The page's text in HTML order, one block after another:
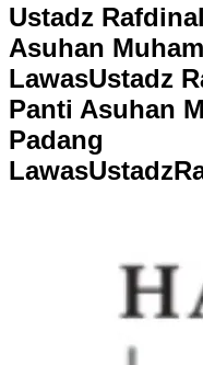
Ustadz
Asuhan
LawasUstadz
Panti Asuhan
Padang
LawasUstadzR